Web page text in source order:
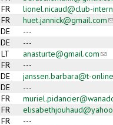
FR lionel.nicaud@club-
FR huet.jannick@gmail.com
DE ---
DE ---
LT anasturte@gmail.com
FR ---
DE janssen.barbara@t-
DE ---
FR
FR
FR ---